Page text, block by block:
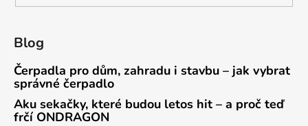
Blog
Čerpadla pro dům, zahradu i stavbu – jak vybrat
správné čerpadlo
Aku sekačky, které budou letos hit – a proč teď
frčí ONDRAGON